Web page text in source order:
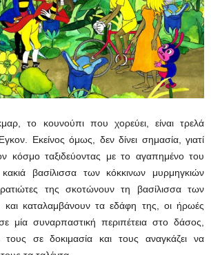
το κουνούπι που χορεύει, είναι τρελά
Εκείνος όμως, δεν δίνει σημασία, γιατί
κόσμο ταξιδεύοντας με το αγαπημένο του
βασίλισσα των κόκκινων μυρμηγκιών
της σκοτώνουν τη βασίλισσα των
καταλαμβάνουν τα εδάφη της, οι ήρωές
μία συναρπαστική περιπέτεια στο δάσος,
σε δοκιμασία και τους αναγκάζει να